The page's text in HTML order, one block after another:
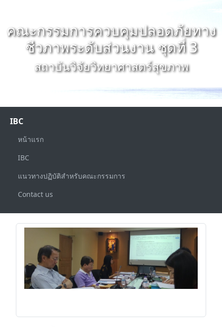
คณะกรรมการควบคุมปลอดภัยทาง
ชีวภาพระดับส่วนงาน ชุดที่ 3
สถาบันวิจัยวิทยาศาสตร์สุขภาพ
IBC
หน้าแรก
IBC
แนวทางปฏิบัติสำหรับคณะกรรมการ
Contact us